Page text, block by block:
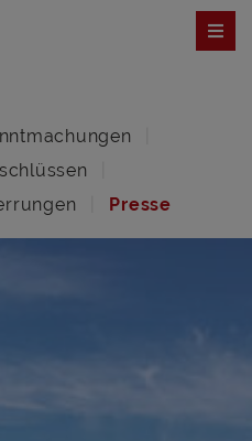
Presse